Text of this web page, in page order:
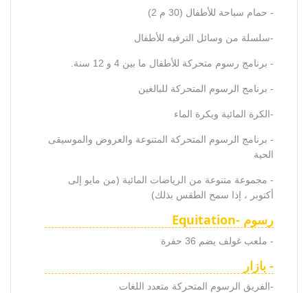
- حمام سباحة للأطفال (30 م 2)
-سلسلة من وسائل الترفيه للأطفال
- برنامج رسوم متحركة للأطفال ما بين 4 و 12 سنة.
- برنامج الرسوم المتحركة للبالغين
-الكرة المائية وبكرة الماء
- برنامج الرسوم المتحركة المتنوعة والعروض والموسيقى
الحية
- مجموعة متنوعة من الرياضات المائية (من مايو إلى
أكتوبر ، إذا سمح الطقس بذلك)
رسوم -Equitation
- ملعب غولف يضم 36 حفرة
- بازار
-الفريق الرسوم المتحركة متعدد اللغات